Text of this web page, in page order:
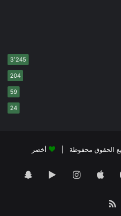
3٬245
204
59
24
أخضر
يوتيوب انستقرام‏Google
ملخص